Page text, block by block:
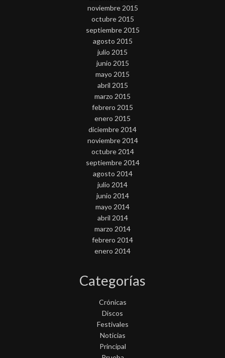
noviembre 2015
octubre 2015
septiembre 2015
agosto 2015
julio 2015
junio 2015
mayo 2015
abril 2015
marzo 2015
febrero 2015
enero 2015
diciembre 2014
noviembre 2014
octubre 2014
septiembre 2014
agosto 2014
julio 2014
junio 2014
mayo 2014
abril 2014
marzo 2014
febrero 2014
enero 2014
Categorías
Crónicas
Discos
Festivales
Noticias
Principal